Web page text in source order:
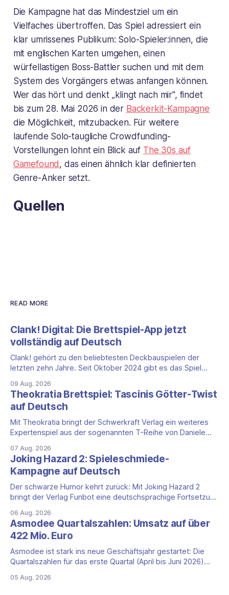
Die Kampagne hat das Mindestziel um ein
Vielfaches übertroffen. Das Spiel adressiert ein
klar umrissenes Publikum: Solo-Spieler:innen, die
mit englischen Karten umgehen, einen
würfellastigen Boss-Battler suchen und mit dem
System des Vorgängers etwas anfangen können.
Wer das hört und denkt „klingt nach mir", findet
bis zum 28. Mai 2026 in der Backerkit-Kampagne
die Möglichkeit, mitzubacken. Für weitere
laufende Solo-taugliche Crowdfunding-
Vorstellungen lohnt ein Blick auf The 30s auf
Gamefound, das einen ähnlich klar definierten
Genre-Anker setzt.
Quellen
READ MORE
Clank! Digital: Die Brettspiel-App jetzt
vollständig auf Deutsch
Clank! gehört zu den beliebtesten Deckbauspielen der
letzten zehn Jahre. Seit Oktober 2024 gibt es das Spiel
für die DACH-Region: Clank! Digital ist komplett auf Deutsch
lokalisiert, Benutzeroberfläche, Sprachausgabe und
Untertitel inklusive. Was steckt hinter Clank!? Clank!: A
Deck-
09 Aug. 2026
Theokratia Brettspiel: Tascinis Götter-Twist
auf Deutsch
Mit Theokratia bringt der Schwerkraft Verlag ein weiteres
Expertenspiel aus der sogenannten T-Reihe von Daniele
Tekhenu und Tzolk'in gehören. Der Aufhänger ist ein
ungewöhnlicher Perspektivwechsel: Sie steuern nicht die
eigene Zivilisation, sondern eine hochentwickelte
außerirdische Gottheit, die vier
07 Aug. 2026
Joking Hazard 2: Spieleschmiede-
Kampagne auf Deutsch
Der schwarze Humor kehrt zurück: Mit Joking Hazard 2
bringt der Verlag Funbot eine deutschsprachige Fortsetzung
Happiness (Explosm) auf die Spieleschmiede. Wir ordnen
ein, was die Kampagne unter dem Motto „Die fiesen
Comics sind zurück!" bietet und wo sie schweigt.
06 Aug. 2026
Asmodee Quartalszahlen: Umsatz auf über
422 Mio. Euro
Asmodee ist stark ins neue Geschäftsjahr gestartet: Die
Quartalszahlen für das erste Quartal (April bis Juni 2026)
Prozent auf 422,1 Millionen Euro. Getragen wird das
05 Aug. 2026